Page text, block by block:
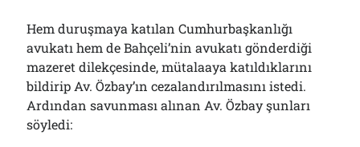
Hem duruşmaya katılan Cumhurbaşkanlığı
avukatı hem de Bahçeli’nin avukatı gönderdiği
mazeret dilekçesinde, mütalaaya katıldıklarını
bildirip Av. Özbay’ın cezalandırılmasını istedi.
Ardından savunması alınan Av. Özbay şunları
söyledi: